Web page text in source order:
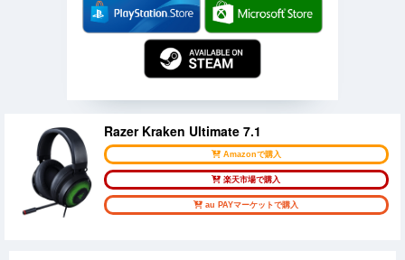
Razer Kraken Ultimate 7.1
Amazonで購入
楽天市場で購入
au PAYマーケットで購入